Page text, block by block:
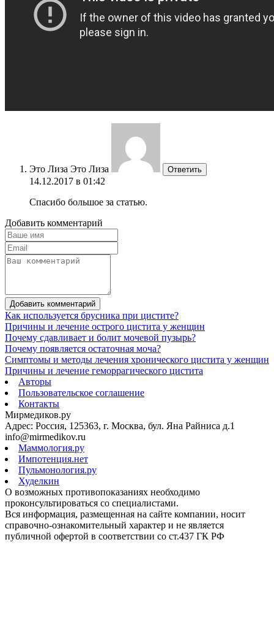
Это Лиза Это Лиза Ответить
14.12.2017 в 01:42
Спасибо большое за статью.
Добавить комментарий
Добавить комментарий
Как используется брусника при цистите?
Причины и лечение острого цистита у женщин
Почему сдавливает и болит мочевой пузырь?
Почему появляется остаточная моча?
Симптомы и методы лечения хронического цистита у женщин
Причины и лечение геморрагического цистита
Авторы
Пользовательское соглашение
Контакты
Мирмедиков.ру
Адрес: Россия, 125363, г. Москва, бул. Яна Райниса д.1
info@mirmedikov.ru
Маммология.ру
Импотенция.нет
Пульмонология.ру
Худелкин
О возможных противопоказаниях необходимо
проконсультироваться со специалистами.
Вся информация, размещенная на сайте компании, носит
справочно-ознакомительный характер и не является
публичной офертой в соответствии со ст.437 ГК РФ